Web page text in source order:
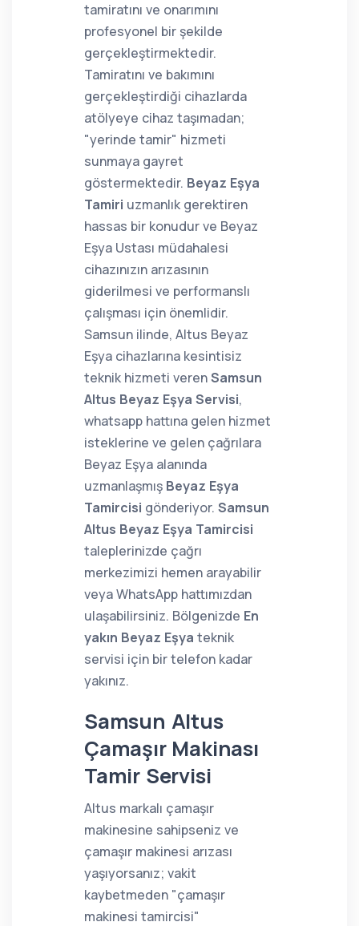
tamiratını ve onarımını
profesyonel bir şekilde
gerçekleştirmektedir.
Tamiratını ve bakımını
gerçekleştirdiği cihazlarda
atölyeye cihaz taşımadan;
"yerinde tamir" hizmeti
sunmaya gayret
göstermektedir. Beyaz Eşya
Tamiri uzmanlık gerektiren
hassas bir konudur ve Beyaz
Eşya Ustası müdahalesi
cihazınızın arızasının
giderilmesi ve performanslı
çalışması için önemlidir.
Samsun ilinde, Altus Beyaz
Eşya cihazlarına kesintisiz
teknik hizmeti verenSamsun
Altus Beyaz Eşya Servisi,
whatsapp hattına gelen hizmet
isteklerine ve gelen çağrılara
Beyaz Eşya alanında
uzmanlaşmış Beyaz Eşya
Tamircisi gönderiyor. Samsun
Altus Beyaz Eşya Tamircisi
taleplerinizde çağrı
merkezimizi hemen arayabilir
veya WhatsApp hattımızdan
ulaşabilirsiniz. Bölgenizde En
yakın Beyaz Eşya teknik
servisi için bir telefon kadar
yakınız.
Samsun Altus
Çamaşır Makinası
Tamir Servisi
Altus markalı çamaşır
makinesine sahipseniz ve
çamaşır makinesi arızası
yaşıyorsanız; vakit
kaybetmeden "çamaşır
makinesi tamircisi"